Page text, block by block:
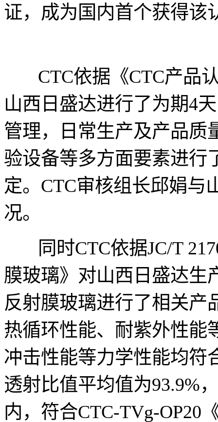
证，成为国内首个获得该
CTC依据《CTC产品认
山西日盛达进行了为期4
管理，日常生产及产品质
验设备等多方面要素进行
定。CTC审核组长邱娟与
况。
同时CTC依据JC/T
膜玻璃》对山西日盛达生
反射膜玻璃进行了相关产
热循环性能、耐紫外性能
冲击性能等力学性能均符
透射比值平均值为93.9%
内，符合CTC-TVg-OP20